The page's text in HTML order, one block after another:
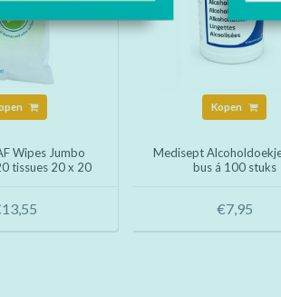
Wipes Jumbo
tissues 20 x 20
Kopen
Medisept
bus á 100 stuks
€7,95